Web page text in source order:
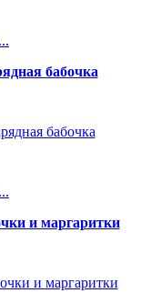
бабочка
и маргаритки